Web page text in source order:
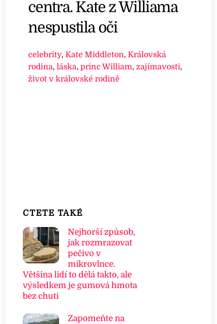
centra. Kate z Williama
nespustila oči
celebrity,Kate Middleton,Královská
rodina,láska,princ William,zajímavosti,
život v královské rodině
ČTETE TAKÉ
Nejhorší způsob,
jak rozmrazovat
pečivo v
mikrovlnce.
Většina lidí to dělá takto, ale
výsledkem je gumová hmota
bez chuti
Zapomeňte na